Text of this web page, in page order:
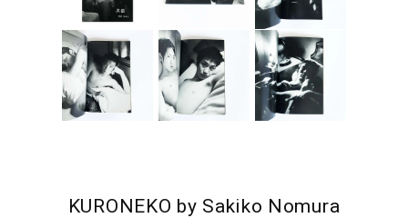
KURONEKO by Sakiko Nomura